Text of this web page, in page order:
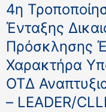
4η
Ένταξης
Πρόσκλησης
Χαρακτήρα
ΟΤΔ
– LEADER/